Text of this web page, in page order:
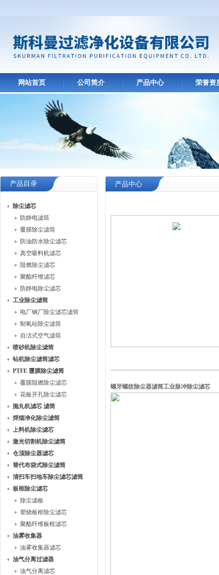
网站首页 公司简介 产品中心 荣誉资
产品目录
除尘滤芯
防静电滤筒
覆膜除尘滤筒
防油防水除尘滤芯
真空吸料机滤芯
阻燃除尘滤芯
聚酯纤维滤芯
防静电除尘滤芯
工业除尘滤筒
电厂钢厂除尘滤芯滤筒
制氧站除尘滤筒
自洁式空气滤筒
喷砂机除尘滤筒
钻机除尘滤筒滤芯
PTFE 覆膜除尘滤筒
覆膜阻燃除尘滤芯
花板开孔除尘滤芯
抛丸机滤芯 滤筒
焊烟净化除尘滤筒
上料机除尘滤芯
激光切割机除尘滤筒
仓顶除尘器滤芯
替代布袋式除尘滤筒
清扫车扫地车除尘滤芯滤筒
板框除尘滤芯
除尘滤板
塑烧板框除尘滤芯
聚酯纤维板框滤芯
油雾收集器
油雾收集器滤芯
油气分离过滤器
油气分离滤芯
产品中心
螺牙螺纹除尘器滤筒工业脉冲除尘滤芯